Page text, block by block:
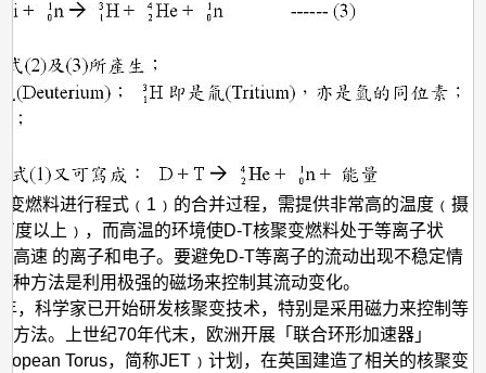
变燃料进行程式﹙1﹚的合并过程，需提供非常高的温度﹙摄
度以上﹚，而高温的环境使D-T核聚变燃料处于等离子状
高速 的离子和电子。要避免D-T等离子的流动出现不稳定情
种方法是利用极强的磁场来控制其流动变化。
，科学家已开始研发核聚变技术，特别是采用磁力来控制等
方法。上世纪70年代末，欧洲开展「联合环形加速器」
Torus，简称JET﹚计划，在英国建造了相关的核聚变